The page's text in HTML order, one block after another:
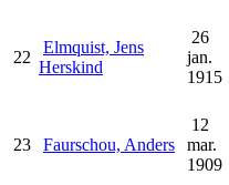
22
Elmquist, Jens
Herskind
26
jan.
1915
23 Faurschou, Anders
12
mar.
1909